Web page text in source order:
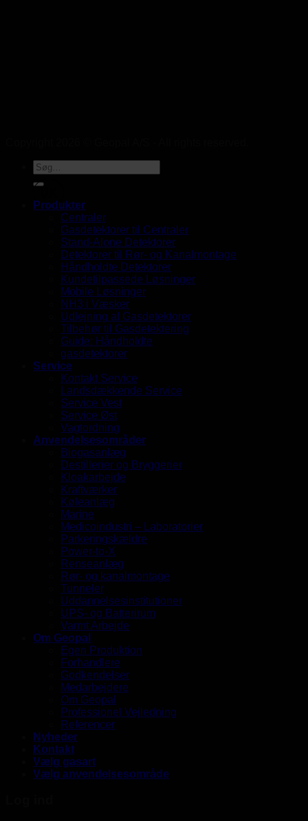
Produkter
Centraler
Gasdetektorer til Centraler
Stand-Alone Detektorer
Detektorer til Rør- og Kanalmontage
Håndholdte Detektorer
Kundetilpassede Løsninger
Mobile Løsninger
NH3 i Væsker
Udlejning af Gasdetektorer
Tilbehør til Gasdetektering
Guide: Håndholdte
gasdetektorer
Service
Kontakt Service
Landsdækkende Service
Service Vest
Service Øst
Vagtordning
Anvendelsesområder
Biogasanlæg
Destillerier og Bryggerier
Kloakarbejde
Kraftværker
Køleanlæg
Marine
Medicoindustri – Laboratorier
Parkeringskældre
Power-to-X
Renseanlæg
Rør- og kanalmontage
Tunneler
Uddannelsesinstitutioner
UPS- og Batterirum
Varmt Arbejde
Om Geopal
Egen Produktion
Forhandlere
Godkendelser
Medarbejdere
Om Geopal
Professionel Vejledning
Referencer
Nyheder
Kontakt
Vælg gasart
Vælg anvendelsesområde